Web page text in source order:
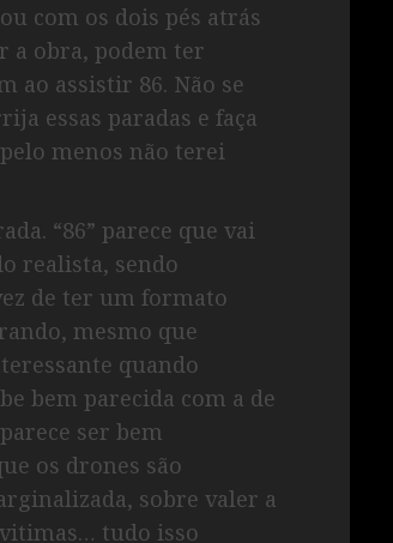
com os dois pés atrás
a obra, podem ter
ao assistir 86. Não se
essas paradas e faça
menos não terei
“86” parece que vai
realista, sendo
de ter um formato
mesmo que
quando
bem parecida com a de
ser bem
os drones são
sobre valer a
tudo isso